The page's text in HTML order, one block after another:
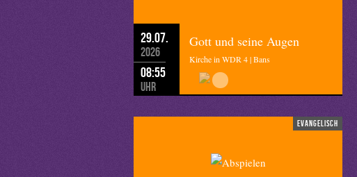
29.07.
2026
08:55
Uhr
Gott und seine Augen
Kirche in WDR 4 | Bans
evangelisch